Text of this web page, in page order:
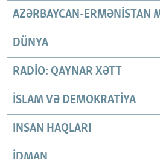
AZƏRBAYCAN-ERMƏNISTAN
DÜNYA
RADIO: QAYNAR XƏTT
İSLAM VƏ DEMOKRATIYA
INSAN HAQLARI